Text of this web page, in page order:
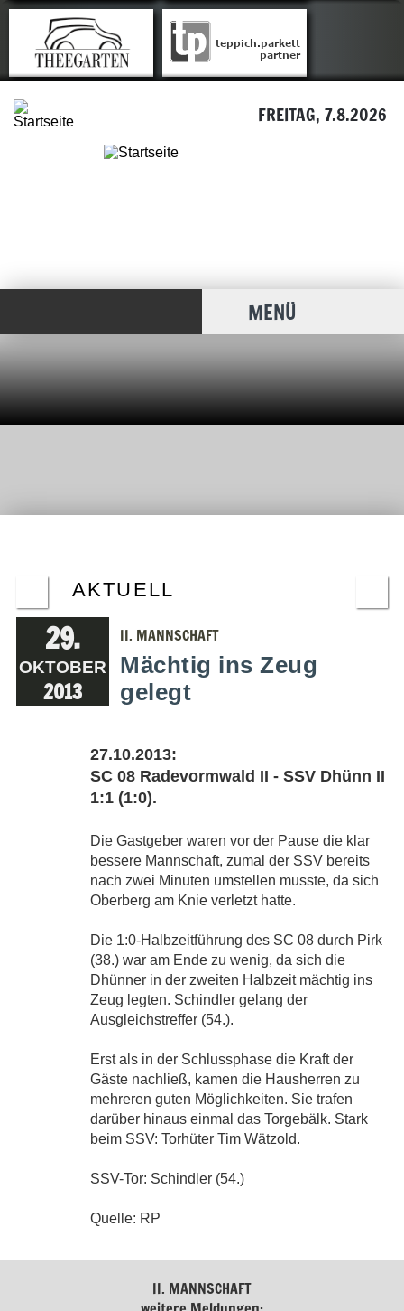
FREITAG, 7.8.2026
MENÜ
AKTUELL
29.
OKTOBER
2013
II. MANNSCHAFT
Mächtig ins Zeug
gelegt
27.10.2013:
SC 08 Radevormwald II - SSV Dhünn II
1:1 (1:0).
Die Gastgeber waren vor der Pause die klar
bessere Mannschaft, zumal der SSV bereits
nach zwei Minuten umstellen musste, da sich
Oberberg am Knie verletzt hatte.
Die 1:0-Halbzeitführung des SC 08 durch Pirk
(38.) war am Ende zu wenig, da sich die
Dhünner in der zweiten Halbzeit mächtig ins
Zeug legten. Schindler gelang der
Ausgleichstreffer (54.).
Erst als in der Schlussphase die Kraft der
Gäste nachließ, kamen die Hausherren zu
mehreren guten Möglichkeiten. Sie trafen
darüber hinaus einmal das Torgebälk. Stark
beim SSV: Torhüter Tim Wätzold.
SSV-Tor: Schindler (54.)
Quelle: RP
II. MANNSCHAFT